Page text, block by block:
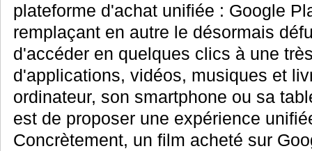
plateforme d'achat unifiée : Google
remplaçant en autre le désormais
d'accéder en quelques clics à une
d'applications, vidéos, musiques et
ordinateur, son smartphone ou sa
est de proposer une expérience
Concrètement, un film acheté sur